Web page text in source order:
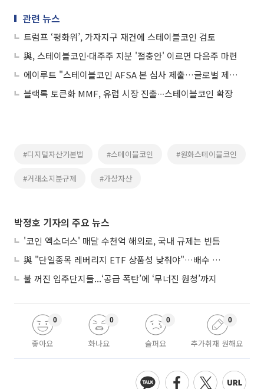
관련 뉴스
트럼프 ‘평화위’, 가자지구 재건에 스테이블코인 검토
與, 스테이블코인·대주주 지분 '절충안' 이르면 다음주 마련
에이루트 "스테이블코인 AFSA 본 심사 제출…글로벌 제도권 금융 인프라 진입 가속"
블랙록 토큰화 MMF, 유럽 시장 진출∙∙∙스테이블코인 확장
#디지털자산기본법 #스테이블코인 #원화스테이블코인
#거래소지분규제 #가상자산
박정호 기자의 주요 뉴스
'코인 엑소더스' 매달 수천억 해외로, 국내 규제는 빈틈
與 "단일종목 레버리지 ETF 상품성 낮춰야"…배수 조정안도 거론
불 꺼진 입주단지들...‘공급 폭탄’에 ‘무너진 원청’까지
좋아요
0
화나요
0
슬퍼요
0
추가취재 원해요
0